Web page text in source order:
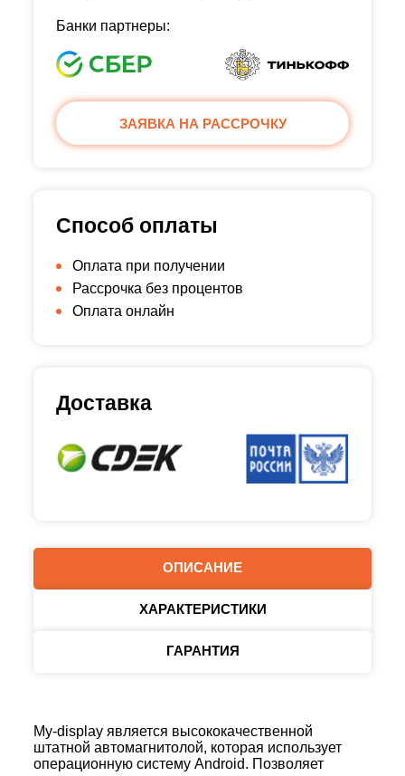
ОПИСАНИЕ
ХАРАКТЕРИСТИКИ
ГАРАНТИЯ
My-display является высококачественной
штатной автомагнитолой, которая использует
операционную систему Android. Позволяет
Банки партнеры:
ЗАЯВКА НА РАССРОЧКУ
Способ оплаты
Оплата при получении
Рассрочка без процентов
Оплата онлайн
Доставка